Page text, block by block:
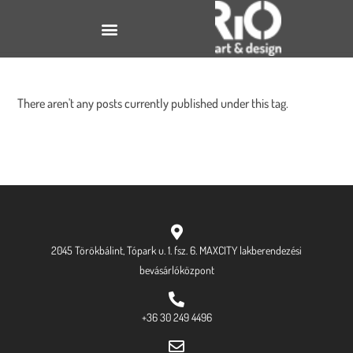
There aren't any posts currently published under this tag.
2045 Törökbálint, Tópark u. 1. fsz. 6. MAXCITY lakberendezési
bevásárlóközpont
+36 30 249 4496